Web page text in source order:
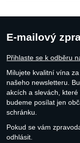
E-mailový
Přihlaste se k odběru
Milujete kvalitní vína
našeho newsletteru.
akcích a slevách,
budeme posílat jen
schránku.
Pokud se vám
odhlásit.